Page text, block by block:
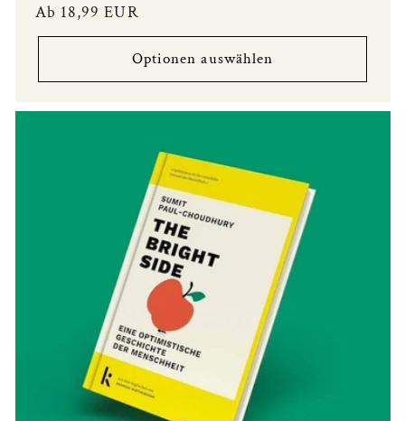
Normaler
Preis
Ab 18,99 EUR
Optionen auswählen